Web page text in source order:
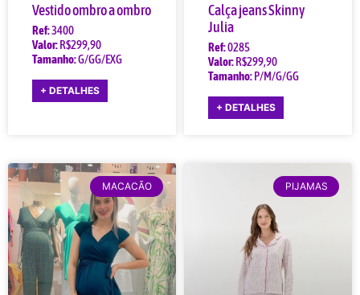
Vestido ombro a ombro
Ref:3400
Valor:R$299,90
Tamanho:G/GG/EXG
+ DETALHES
Calça jeans Skinny
Julia
Ref:0285
Valor:R$299,90
Tamanho:P/M/G/GG
+ DETALHES
MACACÃO PIJAMAS